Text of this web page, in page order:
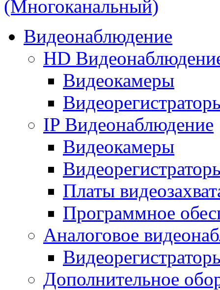
(Многоканальный)
Видеонаблюдение
HD
Видеокамеры
IP Видеонаблюдение
Видеокамеры
Платы
Программное
Аналоговое
Дополнительное